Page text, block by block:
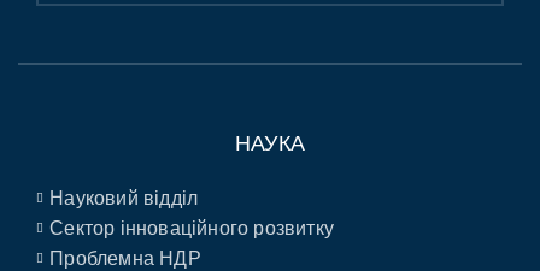
НАУКА
Науковий відділ
Сектор інноваційного розвитку
Проблемна НДР